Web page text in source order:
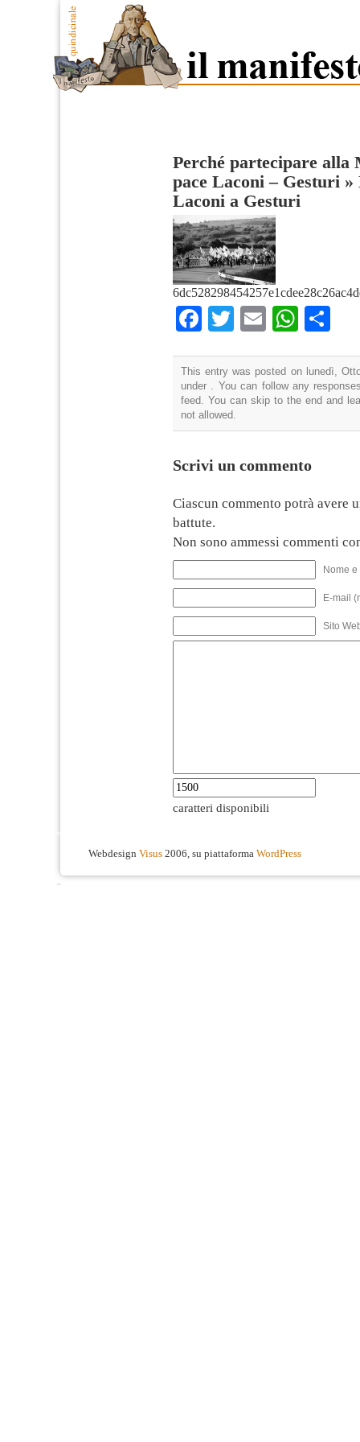
Perché partecipare alla
pace Laconi – Gesturi »
Laconi a Gesturi
Facebook
Twitter
Email
This entry was posted on lunedì,
under . You can follow any
feed. You can skip to the end and
not allowed.
Scrivi un commento
Ciascun commento potrà avere
battute.
Non sono ammessi commenti
Nome
E-mail
Sito
caratteri disponibili
Webdesign Visus 2006, su piattaforma WordPress